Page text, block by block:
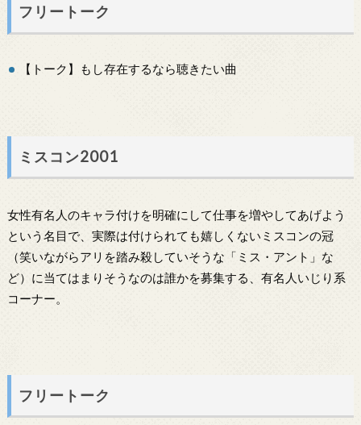
フリートーク
【トーク】もし存在するなら聴きたい曲
ミスコン2001
女性有名人のキャラ付けを明確にして仕事を増やしてあげよう
という名目で、実際は付けられても嬉しくないミスコンの冠
（笑いながらアリを踏み殺していそうな「ミス・アント」な
ど）に当てはまりそうなのは誰かを募集する、有名人いじり系
コーナー。
フリートーク